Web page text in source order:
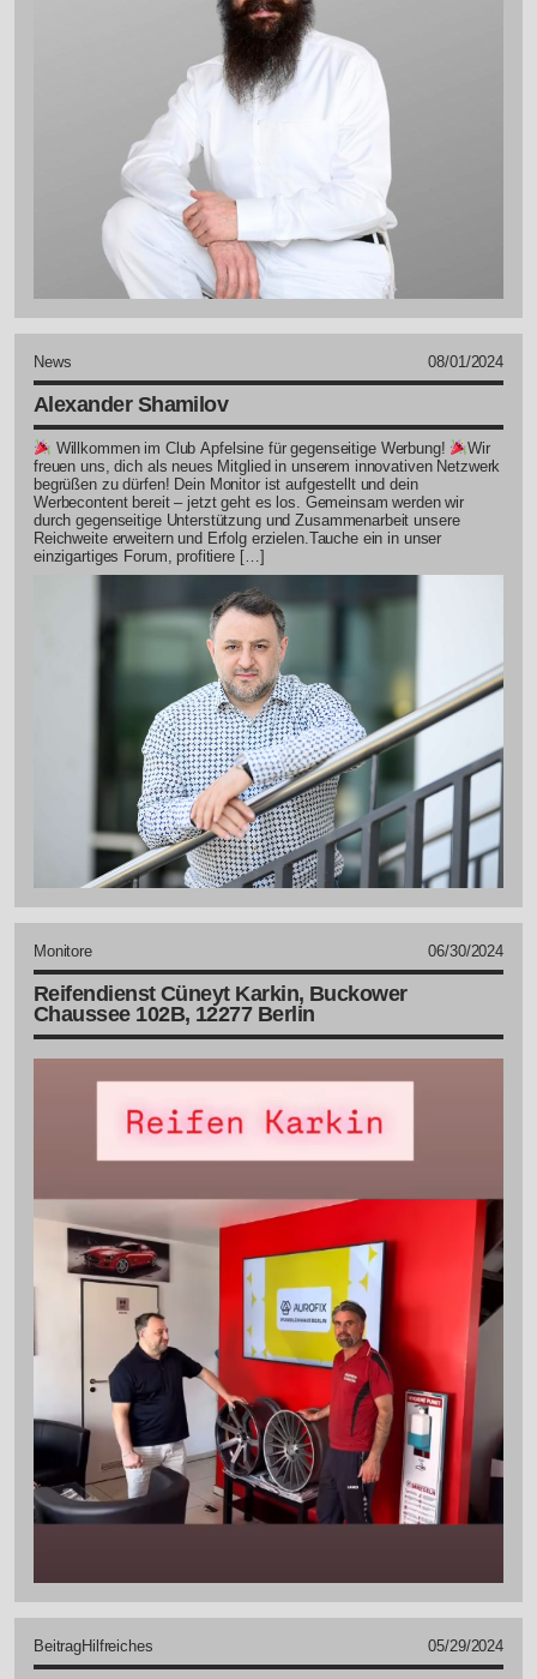
News 08/01/2024
Alexander Shamilov
Willkommen im Club Apfelsine für gegenseitige Werbung!
Wir
freuen uns, dich als neues Mitglied in unserem innovativen Netzwerk
begrüßen zu dürfen! Dein Monitor ist aufgestellt und dein
Werbecontent bereit – jetzt geht es los. Gemeinsam werden wir
durch gegenseitige Unterstützung und Zusammenarbeit unsere
Reichweite erweitern und Erfolg erzielen.Tauche ein in unser
einzigartiges Forum, profitiere […]
Monitore 06/30/2024
Reifendienst Cüneyt Karkin, Buckower
Chaussee 102B, 12277 Berlin
BeitragHilfreiches 05/29/2024